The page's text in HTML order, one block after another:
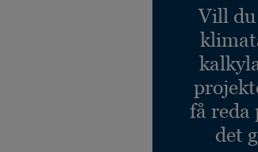
Vill
få reda
det